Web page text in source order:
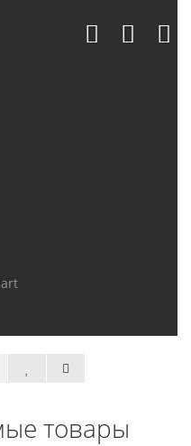
товары